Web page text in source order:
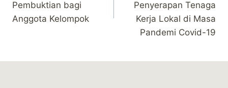
Pembuktian bagi
Anggota Kelompok
Penyerapan Tenaga
Kerja Lokal di Masa
Pandemi Covid-19